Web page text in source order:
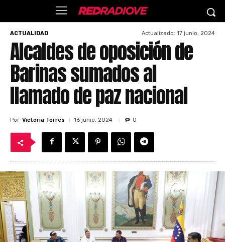
ACTUALIDAD Actualizado: 17 junio, 2024
Alcaldes de oposición de
Barinas sumados al
llamado de paz nacional
Por Victoria Torres 16 junio, 2024 0